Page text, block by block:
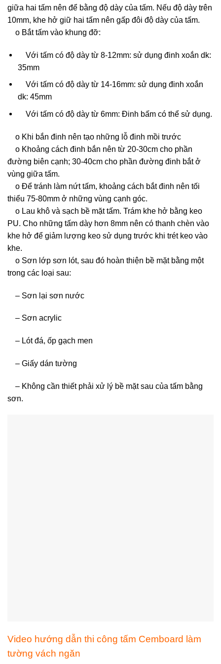
giữa hai tấm nên để bằng độ dày của tấm. Nếu độ dày trên
10mm, khe hở giữ hai tấm nên gấp đôi độ dày của tấm.
o Bắt tấm vào khung đỡ:
Với tấm có độ dày từ 8-12mm: sử dụng đinh xoắn dk:
35mm
Với tấm có độ dày từ 14-16mm: sử dụng đinh xoắn
dk: 45mm
Với tấm có độ dày từ 6mm: Đinh bấm có thể sử dụng.
o Khi bắn đinh nên tạo những lỗ đinh mồi trước
o Khoảng cách đinh bắn nên từ 20-30cm cho phần
đường biên cạnh; 30-40cm cho phần đường đinh bắt ở
vùng giữa tấm.
o Để tránh làm nứt tấm, khoảng cách bắt đinh nên tối
thiểu 75-80mm ở những vùng cạnh góc.
o Lau khô và sạch bề mặt tấm. Trám khe hở bằng keo
PU. Cho những tấm dày hơn 8mm nên có thanh chèn vào
khe hở để giảm lượng keo sử dụng trước khi trét keo vào
khe.
o Sơn lớp sơn lót, sau đó hoàn thiện bề mặt bằng một
trong các loại sau:
– Sơn lại sơn nước
– Sơn acrylic
– Lót đá, ốp gạch men
– Giấy dán tường
– Không cần thiết phải xử lý bề mặt sau của tấm bằng
sơn.
Video hướng dẫn thi công tấm Cemboard làm
tường vách ngăn